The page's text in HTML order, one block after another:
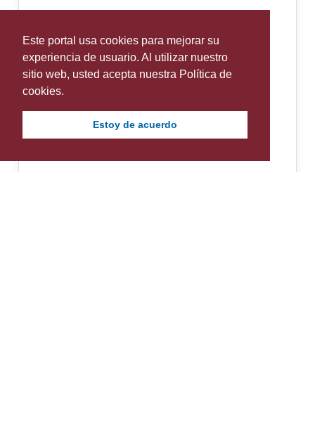
Este portal usa cookies para mejorar su
experiencia de usuario. Al utilizar nuestro
sitio web, usted acepta nuestra Política de
cookies.
Estoy de acuerdo